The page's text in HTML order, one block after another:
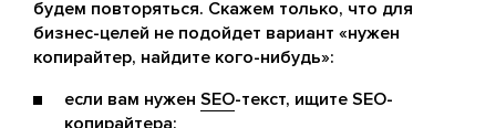
будем повторяться. Скажем только, что для
бизнес-целей не подойдет вариант «нужен
копирайтер, найдите кого-нибудь»:
если вам нужен SEO-текст, ищите SEO-
копирайтера;